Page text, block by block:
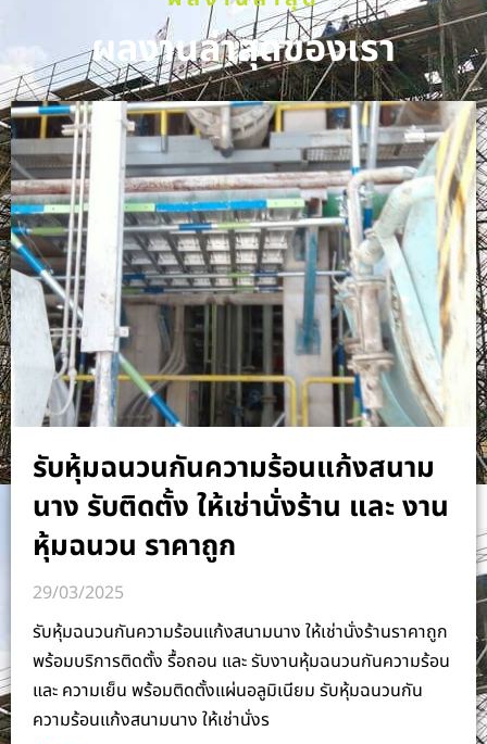
ผลงานล่าสุดของเรา
รับหุ้มฉนวนกันความร้อนแก้งสนาม
นาง รับติดตั้ง ให้เช่านั่งร้าน และ งาน
หุ้มฉนวน ราคาถูก
29/03/2025
รับหุ้มฉนวนกันความร้อนแก้งสนามนาง ให้เช่านั่งร้านราคาถูก
พร้อมบริการติดตั้ง รื้อถอน และ รับงานหุ้มฉนวนกันความร้อน
และ ความเย็น พร้อมติดตั้งแผ่นอลูมิเนียม รับหุ้มฉนวนกัน
ความร้อนแก้งสนามนาง ให้เช่านั่งร